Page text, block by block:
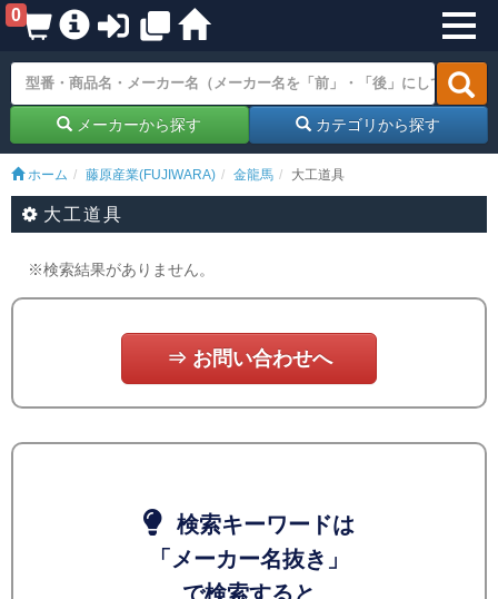
0
メーカーから探す カテゴリから探す
ホーム 藤原産業(FUJIWARA) 金龍馬 大工道具
大工道具
※検索結果がありません。
⇒ お問い合わせへ
検索キーワードは
「メーカー名抜き」
で検索すると